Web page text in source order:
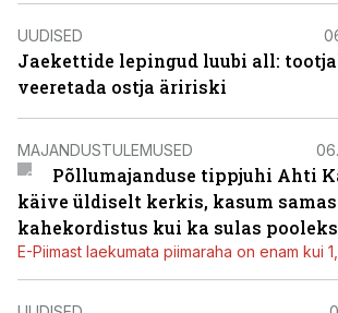
UUDISED
Jaekettide lepingud luubi all:
veeretada ostja äririski
MAJANDUSTULEMUSED
Põllumajanduse tippjuhi Ahti
käive üldiselt kerkis, kasum
kahekordistus kui ka sulas pooleks
E-Piimast laekumata piimaraha on enam kui